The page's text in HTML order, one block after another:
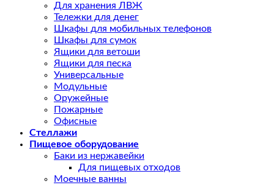
Для хранения ЛВЖ
Тележки для денег
Шкафы для мобильных телефонов
Шкафы для сумок
Ящики для ветоши
Ящики для песка
Универсальные
Модульные
Оружейные
Пожарные
Офисные
Стеллажи
Пищевое оборудование
Баки из нержавейки
Для пищевых отходов
Моечные ванны